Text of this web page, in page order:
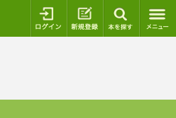
ログイン 新規登録